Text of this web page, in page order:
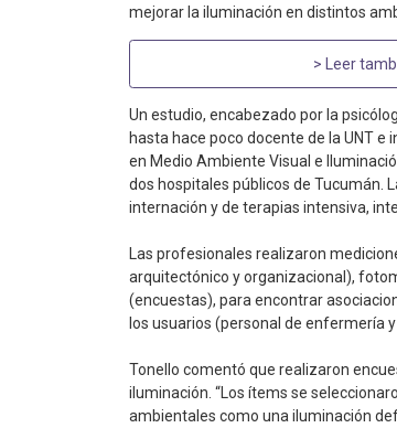
mejorar la iluminación en distintos
> Leer
Un estudio, encabezado por la
hasta hace poco docente de la UNT e
en Medio Ambiente Visual e
dos hospitales públicos de Tucumán.
internación y de terapias intensiva,
Las profesionales realizaron
arquitectónico y organizacional),
(encuestas), para encontrar
los usuarios (personal de enfermería
Tonello comentó que realizaron
iluminación. “Los ítems se
ambientales como una iluminación